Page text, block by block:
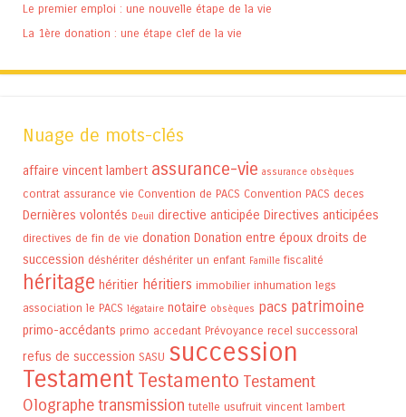
Le premier emploi : une nouvelle étape de la vie
La 1ère donation : une étape clef de la vie
Nuage de mots-clés
affaire vincent lambert assurance-vie assurance obsèques
contrat assurance vie Convention de PACS Convention PACS deces
Dernières volontés Deuil directive anticipée Directives anticipées
directives de fin de vie donation Donation entre époux droits de
succession déshériter déshériter un enfant Famille fiscalité
héritage héritier héritiers immobilier inhumation legs
association le PACS légataire notaire obsèques pacs patrimoine
primo-accédants primo accedant Prévoyance recel successoral
refus de succession SASU succession
Testament Testamento Testament
Olographetransmission tutelle usufruit vincent lambert